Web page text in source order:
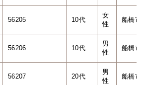
56205 10代
女
性
船橋市
56206 10代
男
性
船橋市
56207 20代
男
性
船橋市